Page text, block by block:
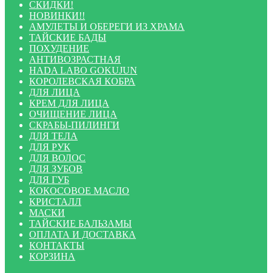
СКИДКИ!
НОВИНКИ!!
АМУЛЕТЫ И ОБЕРЕГИ ИЗ ХРАМА
ТАЙСКИЕ БАДЫ
ПОХУДЕНИЕ
АНТИВОЗРАСТНАЯ
HADA LABO GOKUJUN
КОРОЛЕВСКАЯ КОБРА
ДЛЯ ЛИЦА
КРЕМ ДЛЯ ЛИЦА
ОЧИЩЕНИЕ ЛИЦА
СКРАБЫ-ПИЛИНГИ
ДЛЯ ТЕЛА
ДЛЯ РУК
ДЛЯ ВОЛОС
ДЛЯ ЗУБОВ
ДЛЯ ГУБ
КОКОСОВОЕ МАСЛО
КРИСТАЛЛ
МАСКИ
ТАЙСКИЕ БАЛЬЗАМЫ
ОПЛАТА И ДОСТАВКА
КОНТАКТЫ
КОРЗИНА